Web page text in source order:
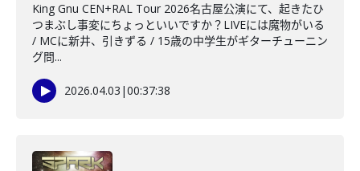
King Gnu CEN+RAL Tour 2026名古屋公演にて、起きたひ
つまぶし事変にちょっといいですか？LIVEには魔物がいる
/ MCに新井、引きずる / 15歳の中学生がギターチューニン
グ問...
2026.04.03 |00:37:38